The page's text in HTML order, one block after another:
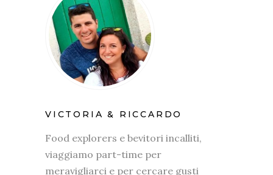
VICTORIA & RICCARDO
Food explorers e bevitori incalliti,
viaggiamo part-time per
meravigliarci e per cercare gusti